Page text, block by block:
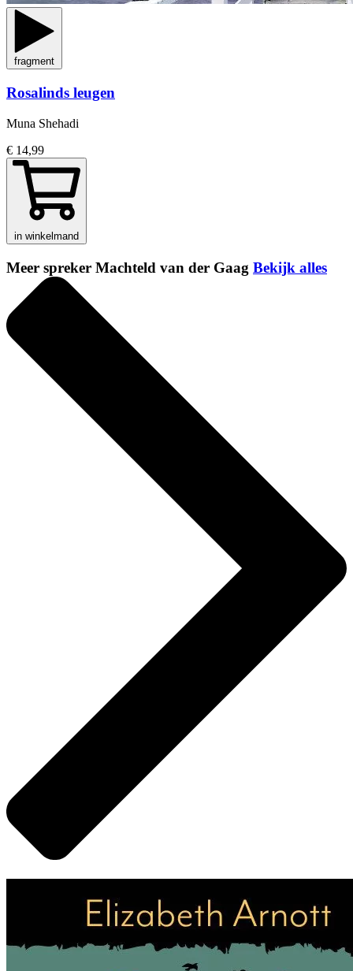
fragment
Rosalinds leugen
Muna Shehadi
€ 14,99
in winkelmand
Meer spreker Machteld van der Gaag Bekijk alles